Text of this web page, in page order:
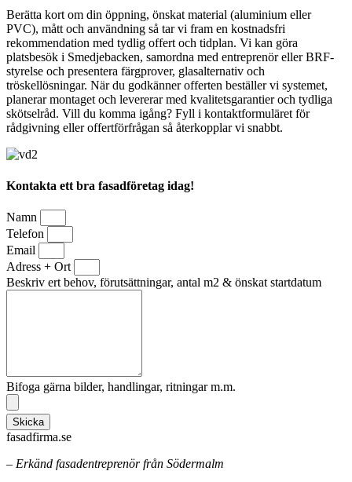
Berätta kort om din öppning, önskat material (aluminium eller
PVC), mått och användning så tar vi fram en kostnadsfri
rekommendation med tydlig offert och tidplan. Vi kan göra
platsbesök i Smedjebacken, samordna med entreprenör eller BRF-
styrelse och presentera färgprover, glasalternativ och
tröskellösningar. När du godkänner offerten beställer vi systemet,
planerar montaget och levererar med kvalitetsgarantier och tydliga
skötselråd. Vill du komma igång? Fyll i kontaktformuläret för
rådgivning eller offertförfrågan så återkopplar vi snabbt.
Kontakta ett bra fasadföretag idag!
Namn
Telefon
Email
Adress + Ort
Beskriv ert behov, förutsättningar, antal m2 & önskat startdatum
Bifoga gärna bilder, handlingar, ritningar m.m.
Skicka
fasadfirma.se
– Erkänd fasadentreprenör från Södermalm